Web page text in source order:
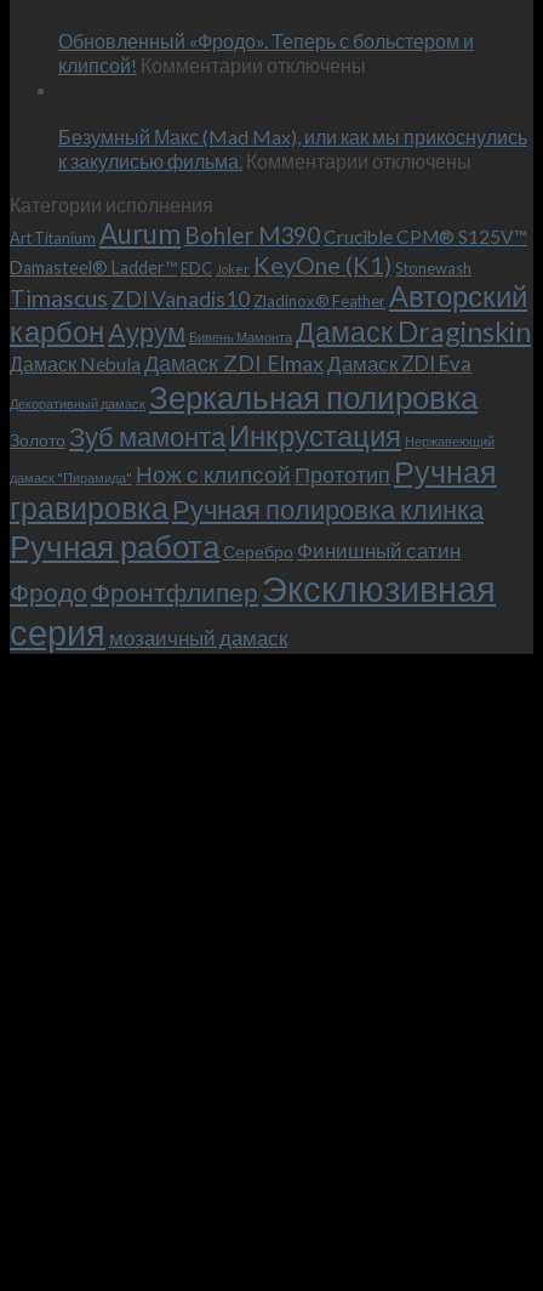
–
и
KeyOne
Обновленный «Фродо». Теперь с больстером и
клипсой! Комментарии к
«Фродо».
Теперь
и
клипсой!
отключены
Безумный Макс (Mad Max), или как мы прикоснулись
к закулисью фильма. Комментарии к
Макс
(Mad
Max),
или
как
мы
прикоснулись
к
фильма.
отключены
Категории исполнения
Art Titanium Aurum Bohler M390Crucible CPM® S125V™
Damasteel® Ladder™ EDC Joker KeyOne (K1) Stonewash
Timascus ZDI Vanadis10 Zladinox® FeatherАвторский
карбонАурум Бивень Мамонта Дамаск Draginskin
Дамаск Nebula Дамаск ZDI ElmaxДамаск ZDI Eva
Декоративный дамаск Зеркальная полировка
Золото Зуб мамонтаИнкрустация Нержавеющий
дамаск "Пирамида" Нож с клипсой Прототип Ручная
гравировкаРучная полировка клинка
Ручная работа Серебро Финишный сатин
Фродо Фронтфлипер Эксклюзивная
серия мозаичный дамаск